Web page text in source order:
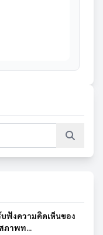
ฟังความคิดเห็นของ
ภาพท...